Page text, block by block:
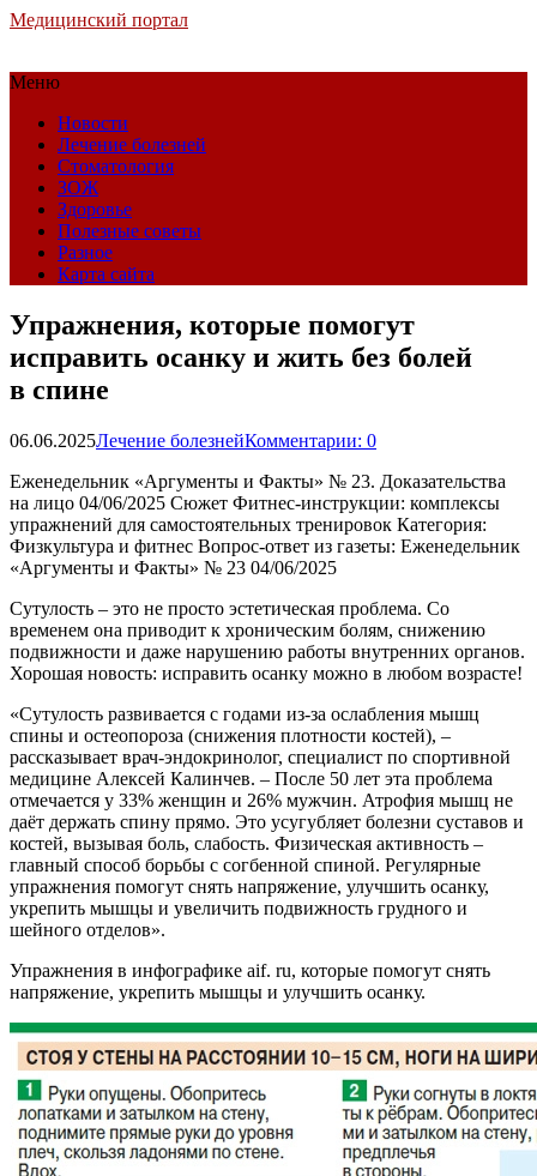
Медицинский портал
Меню
Новости
Лечение болезней
Стоматология
ЗОЖ
Здоровье
Полезные советы
Разное
Карта сайта
Упражнения, которые помогут
исправить осанку и жить без болей
в спине
06.06.2025Лечение болезнейКомментарии: 0
Еженедельник «Аргументы и Факты» № 23. Доказательства
на лицо 04/06/2025 Сюжет Фитнес-инструкции: комплексы
упражнений для самостоятельных тренировок Категория:
Физкультура и фитнес Вопрос-ответ из газеты: Еженедельник
«Аргументы и Факты» № 23 04/06/2025
Сутулость – это не просто эстетическая проблема. Со
временем она приводит к хроническим болям, снижению
подвижности и даже нарушению работы внутренних органов.
Хорошая новость: исправить осанку можно в любом возрасте!
«Сутулость развивается с годами из-за ослабления мышц
спины и остеопороза (снижения плотности костей), –
рассказывает врач-эндокринолог, специалист по спортивной
медицине Алексей Калинчев. – После 50 лет эта проблема
отмечается у 33% женщин и 26% мужчин. Атрофия мышц не
даёт держать спину прямо. Это усугубляет болезни суставов и
костей, вызывая боль, слабость. Физическая активность –
главный способ борьбы с согбенной спиной. Регулярные
упражнения помогут снять напряжение, улучшить осанку,
укрепить мышцы и увеличить подвижность грудного и
шейного отделов».
Упражнения в инфографике aif. ru, которые помогут снять
напряжение, укрепить мышцы и улучшить осанку.